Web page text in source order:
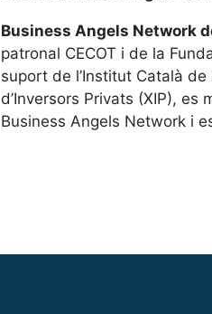
Business Angels Network
patronal CECOT i de la
suport de l’Institut Català de
d’Inversors Privats (XIP), es
Business Angels Network i